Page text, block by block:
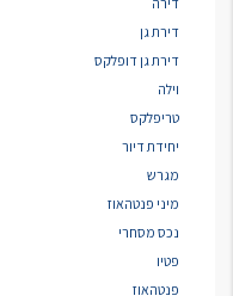
דירת גן
דירת גן דופלקס
וילה
טריפלקס
יחידת דיור
מגרש
מיני פנטהאוז
נכס מסחרי
פטיו
פנטהאוז